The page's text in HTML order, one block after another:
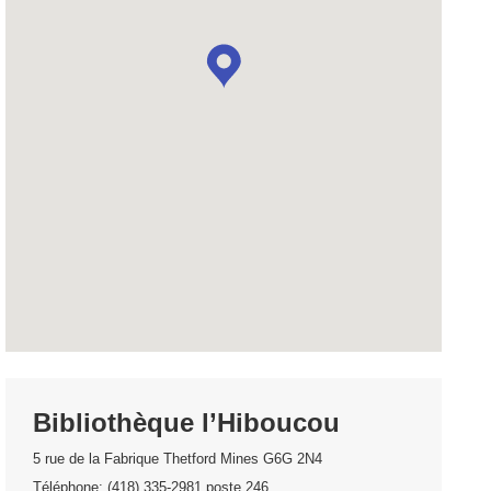
Bibliothèque l’Hiboucou
5 rue de la Fabrique Thetford Mines G6G 2N4
Téléphone: (418) 335-2981 poste 246